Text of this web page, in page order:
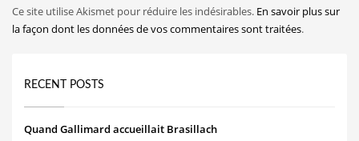
Ce site utilise Akismet pour réduire les indésirables. En savoir plus sur
la façon dont les données de vos commentaires sont traitées.
RECENT POSTS
Quand Gallimard accueillait Brasillach